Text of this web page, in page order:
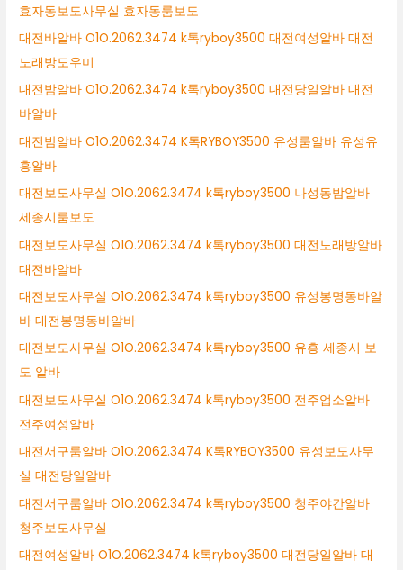
효자동보도사무실 효자동룸보도
대전바알바 O1O.2062.3474 k톡ryboy3500 대전여성알바 대전
노래방도우미
대전밤알바 O1O.2062.3474 k톡ryboy3500 대전당일알바 대전
바알바
대전밤알바 O1O.2062.3474 K톡RYBOY3500 유성룸알바 유성유
흥알바
대전보도사무실 O1O.2062.3474 k톡ryboy3500 나성동밤알바
세종시룸보도
대전보도사무실 O1O.2062.3474 k톡ryboy3500 대전노래방알바
대전바알바
대전보도사무실 O1O.2062.3474 k톡ryboy3500 유성봉명동바알
바 대전봉명동바알바
대전보도사무실 O1O.2062.3474 k톡ryboy3500 유흥 세종시 보
도 알바
대전보도사무실 O1O.2062.3474 k톡ryboy3500 전주업소알바
전주여성알바
대전서구룸알바 O1O.2062.3474 K톡RYBOY3500 유성보도사무
실 대전당일알바
대전서구룸알바 O1O.2062.3474 k톡ryboy3500 청주야간알바
청주보도사무실
대전여성알바 O1O.2062.3474 k톡ryboy3500 대전당일알바 대